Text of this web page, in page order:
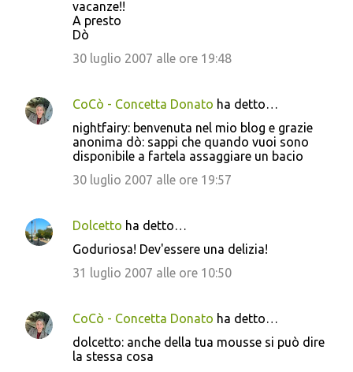
vacanze!!
A presto
Dò
30 luglio 2007 alle ore 19:48
CoCò - Concetta Donato ha detto…
nightfairy: benvenuta nel mio blog e grazie
anonima dò: sappi che quando vuoi sono
disponibile a fartela assaggiare un bacio
30 luglio 2007 alle ore 19:57
Dolcetto ha detto…
Goduriosa! Dev'essere una delizia!
31 luglio 2007 alle ore 10:50
CoCò - Concetta Donato ha detto…
dolcetto: anche della tua mousse si può dire
la stessa cosa